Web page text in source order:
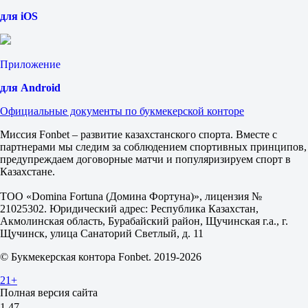
Тотал
Б
М
2.5
1.97
1.80
Атлетико Паранаэнсе
-
16 августа в 00:30
2.00
3.30
3.75
12
X2
1.25
1.30
Фора
2
0
для iOS
Приложение
для Android
Официальные документы по букмекерской конторе
Миссия Fonbet – развитие казахстанского спорта. Вместе с
партнерами мы следим за соблюдением спортивных принципов,
предупреждаем договорные матчи и популяризируем спорт в
Казахстане.
ТОО «Domina Fortuna (Домина Фортуна)», лицензия №
21025302. Юридический адрес: Республика Казахстан,
Акмолинская область, Бурабайский район, Щучинская г.а., г.
Щучинск, улица Санаторий Светлый, д. 11
© Букмекерская контора Fonbet. 2019-2026
21+
Полная версия сайта